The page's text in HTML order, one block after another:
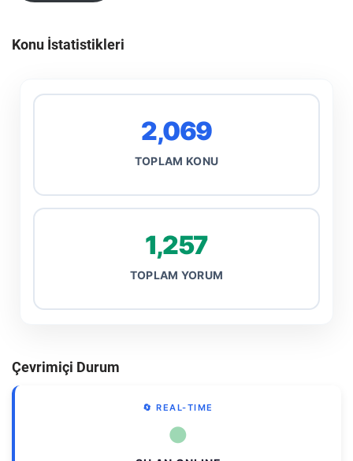
Konu İstatistikleri
2,069
TOPLAM KONU
1,257
TOPLAM YORUM
Çevrimiçi Durum
🔄 REAL-TIME
●